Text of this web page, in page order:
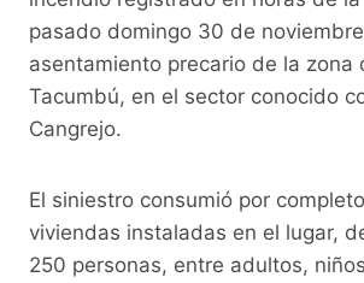
k
pasado domingo 30 de
asentamiento precario de la zona
Tacumbú, en el sector conocido
Cangrejo.
El siniestro consumió por
viviendas instaladas en el lugar,
250 personas, entre adultos,